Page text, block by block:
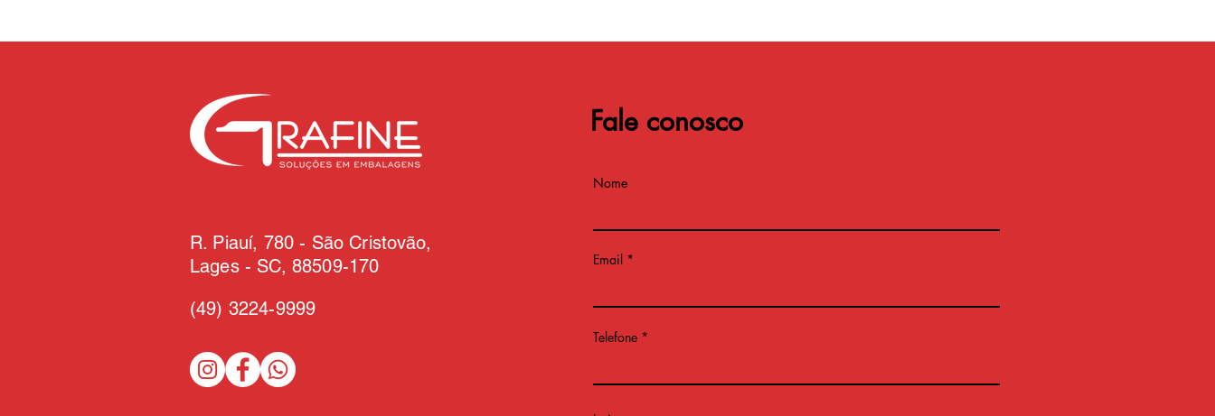
R. Piauí, 780 - São Cristovão,
Lages - SC, 88509-170
(49) 3224-9999
Fale conosco
Nome
Email
Telefone